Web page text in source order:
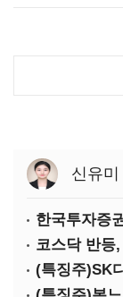
신유미
코스닥 반등